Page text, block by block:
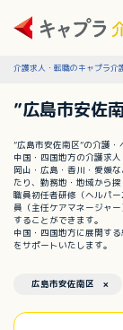
介護求人・転職のキャプラ介
”広島市安佐
”広島市安佐南区”の介護
中国・四国地方の介護求
岡山・広島・香川・愛媛
たり、勤務地・地域から
職員初任者研修（ヘルパ
員（主任ケアマネージャ
することができます。
中国・四国地方に展開す
をサポートいたします。
広島市安佐南区 ×